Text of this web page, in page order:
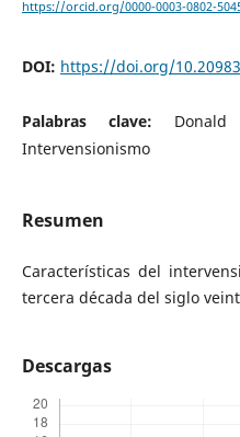
https://orcid.org/0000-0003-0802-
DOI: https://doi.org/
Palabras clave:
Intervensionismo
Resumen
Características del
tercera década del siglo
Descargas